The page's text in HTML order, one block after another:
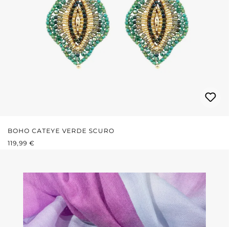
BOHO CATEYE VERDE SCURO
PREZZO NORMALE:
119,99 €